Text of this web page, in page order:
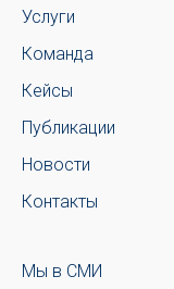
Услуги
Команда
Кейсы
Публикации
Новости
Контакты
Мы в СМИ